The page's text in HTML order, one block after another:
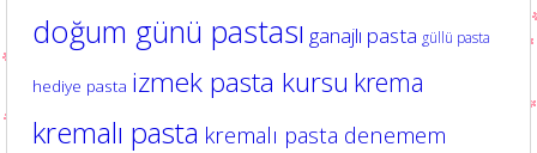
doğum günü pastası ganajlı pasta güllü pasta
hediye pasta izmek pasta kursu krema
kremalı pasta kremalı pasta denemem